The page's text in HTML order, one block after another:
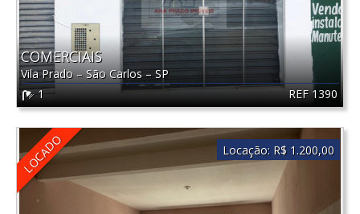
REF 1390
COMERCIAIS
Vila Prado–São Carlos – SP
1
LOCADO Locação: R$ 1.200,00